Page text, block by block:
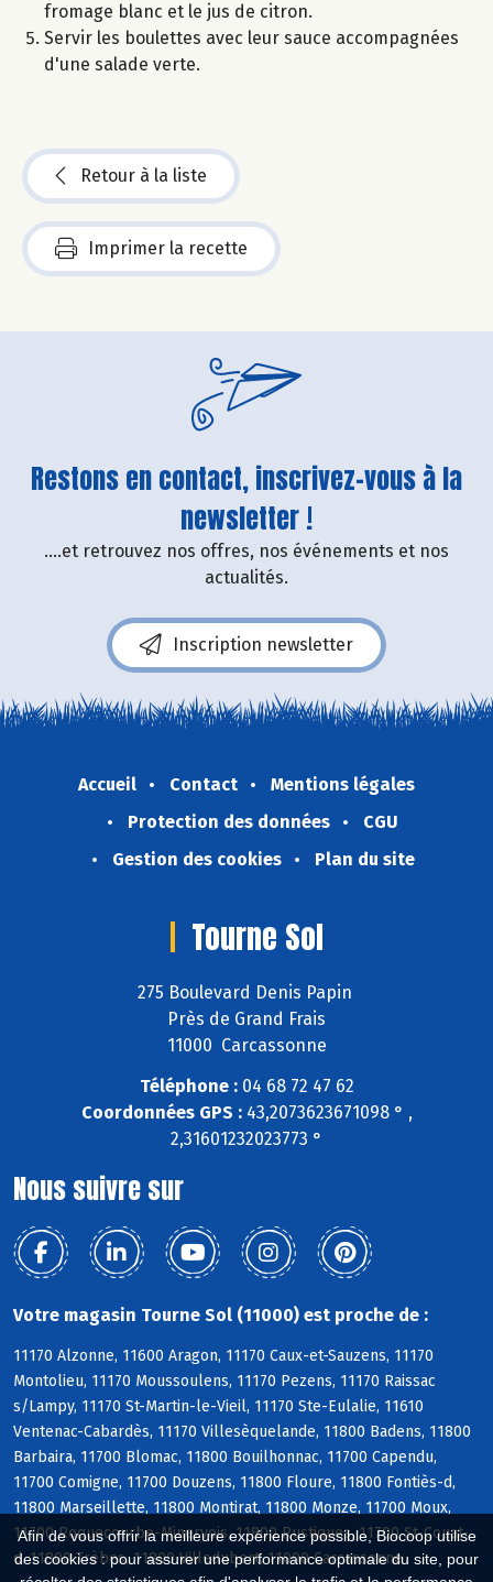
Afin de vous offrir la meilleure expérience possible, Biocoop utilise
des cookies : pour assurer une performance optimale du site, pour
fromage blanc et le jus de citron.
Servir les boulettes avec leur sauce accompagnées
d'une salade verte.
Retour à la liste
Imprimer la recette
Restons en contact, inscrivez-vous à la
newsletter !
....et retrouvez nos offres, nos événements et nos
actualités.
Inscription newsletter
Accueil Contact
Mentions légales
Protection des données
CGU
Gestion des cookies
Plan du site
Tourne Sol
275 Boulevard Denis Papin
Près de Grand Frais
11000 Carcassonne
Téléphone :04 68 72 47 62
Coordonnées GPS :43,2073623671098 ° ,
2,31601232023773 °
Nous suivre sur
Votre magasin Tourne Sol (11000) est proche de :
11170 Alzonne, 11600 Aragon, 11170 Caux-et-Sauzens, 11170
Montolieu, 11170 Moussoulens, 11170 Pezens, 11170 Raissac
s/Lampy, 11170 St-Martin-le-Vieil, 11170 Ste-Eulalie, 11610
Ventenac-Cabardès, 11170 Villesèquelande, 11800 Badens, 11800
Barbaira, 11700 Blomac, 11800 Bouilhonnac, 11700 Capendu,
11700 Comigne, 11700 Douzens, 11800 Floure, 11800 Fontiès-d,
11800 Marseillette, 11800 Montirat, 11800 Monze, 11700 Moux,
11700 Roquecourbe-Minervois, 11800 Rustiques, 11700 St-Couat-
d, 11800 Trèbes, 11800 Villedubert, 11000 Carcassonne